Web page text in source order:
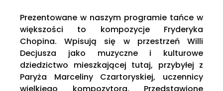
Prezentowane w naszym programie tańce w
większości to kompozycje Fryderyka
Chopina. Wpisują się w przestrzeń Willi
Decjusza jako muzyczne i kulturowe
dziedzictwo mieszkającej tutaj, przybyłej z
Paryża Marceliny Czartoryskiej, uczennicy